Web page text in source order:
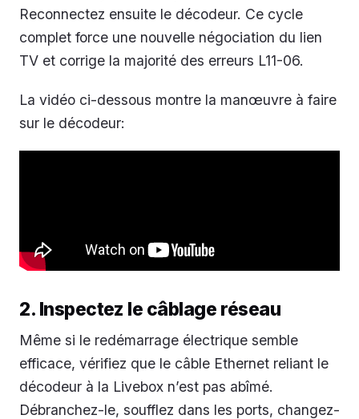
Reconnectez ensuite le décodeur. Ce cycle
complet force une nouvelle négociation du lien
TV et corrige la majorité des erreurs L11-06.
La vidéo ci-dessous montre la manœuvre à faire
sur le décodeur:
2. Inspectez le câblage réseau
Même si le redémarrage électrique semble
efficace, vérifiez que le câble Ethernet reliant le
décodeur à la Livebox n’est pas abîmé.
Débranchez-le, soufflez dans les ports, changez-